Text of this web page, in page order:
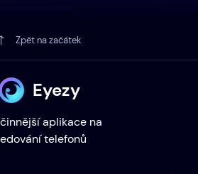
Zpět na začátek
Eyezy
aplikace na
telefonů